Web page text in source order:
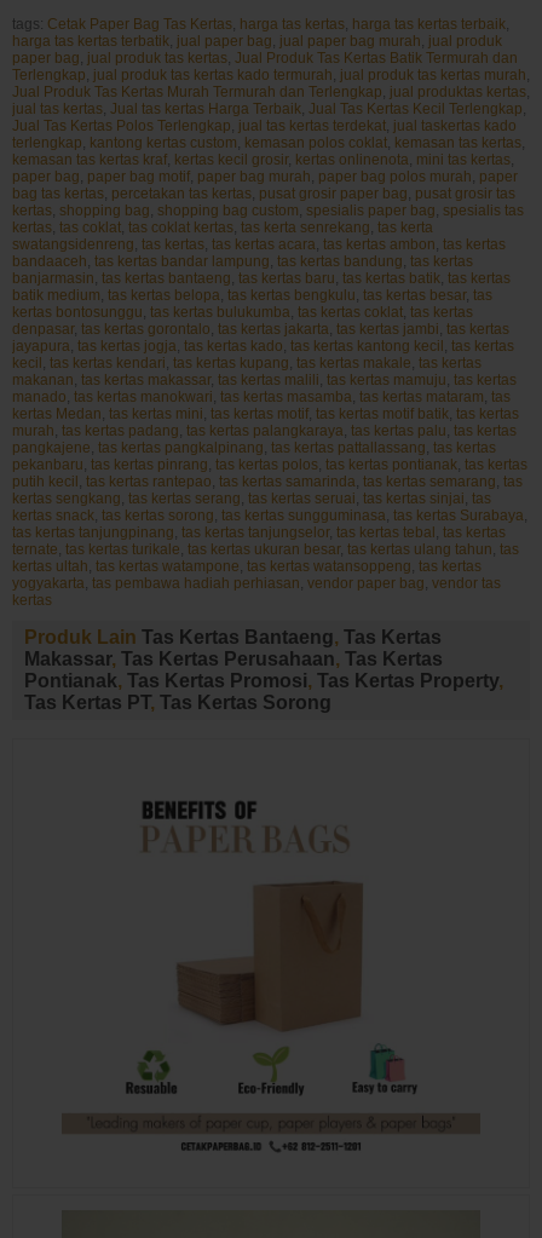
tags: Cetak Paper Bag Tas Kertas, harga tas kertas, harga tas kertas terbaik,
harga tas kertas terbatik, jual paper bag, jual paper bag murah, jual produk
paper bag, jual produk tas kertas, Jual Produk Tas Kertas Batik Termurah dan
Terlengkap, jual produk tas kertas kado termurah, jual produk tas kertas murah,
Jual Produk Tas Kertas Murah Termurah dan Terlengkap, jual produktas kertas,
jual tas kertas, Jual tas kertas Harga Terbaik, Jual Tas Kertas Kecil Terlengkap,
Jual Tas Kertas Polos Terlengkap, jual tas kertas terdekat, jual taskertas kado
terlengkap, kantong kertas custom, kemasan polos coklat, kemasan tas kertas,
kemasan tas kertas kraf, kertas kecil grosir, kertas onlinenota, mini tas kertas,
paper bag, paper bag motif, paper bag murah, paper bag polos murah, paper
bag tas kertas, percetakan tas kertas, pusat grosir paper bag, pusat grosir tas
kertas, shopping bag, shopping bag custom, spesialis paper bag, spesialis tas
kertas, tas coklat, tas coklat kertas, tas kerta senrekang, tas kerta
swatangsidenreng, tas kertas, tas kertas acara, tas kertas ambon, tas kertas
bandaaceh, tas kertas bandar lampung, tas kertas bandung, tas kertas
banjarmasin, tas kertas bantaeng, tas kertas baru, tas kertas batik, tas kertas
batik medium, tas kertas belopa, tas kertas bengkulu, tas kertas besar, tas
kertas bontosunggu, tas kertas bulukumba, tas kertas coklat, tas kertas
denpasar, tas kertas gorontalo, tas kertas jakarta, tas kertas jambi, tas kertas
jayapura, tas kertas jogja, tas kertas kado, tas kertas kantong kecil , tas kertas
kecil , tas kertas kendari, tas kertas kupang, tas kertas makale, tas kertas
makanan, tas kertas makassar, tas kertas malili, tas kertas mamuju, tas kertas
manado, tas kertas manokwari, tas kertas masamba, tas kertas mataram, tas
kertas Medan, tas kertas mini, tas kertas motif, tas kertas motif batik, tas kertas
murah, tas kertas padang, tas kertas palangkaraya, tas kertas palu, tas kertas
pangkajene, tas kertas pangkalpinang, tas kertas pattallassang, tas kertas
pekanbaru, tas kertas pinrang, tas kertas polos, tas kertas pontianak, tas kertas
putih kecil , tas kertas rantepao, tas kertas samarinda, tas kertas semarang, tas
kertas sengkang, tas kertas serang, tas kertas seruai, tas kertas sinjai, tas
kertas snack, tas kertas sorong, tas kertas sungguminasa, tas kertas Surabaya,
tas kertas tanjungpinang, tas kertas tanjungselor, tas kertas tebal , tas kertas
ternate, tas kertas turikale, tas kertas ukuran besar, tas kertas ulang tahun, tas
kertas ultah, tas kertas watampone, tas kertas watansoppeng, tas kertas
yogyakarta, tas pembawa hadiah perhiasan, vendor paper bag, vendor tas
kertas
Produk Lain Tas Kertas Bantaeng, Tas Kertas
Makassar, Tas Kertas Perusahaan, Tas Kertas
Pontianak, Tas Kertas Promosi, Tas Kertas Property,
Tas Kertas PT, Tas Kertas Sorong